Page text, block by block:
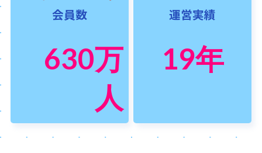
会員数
630万
人
運営実績
19年